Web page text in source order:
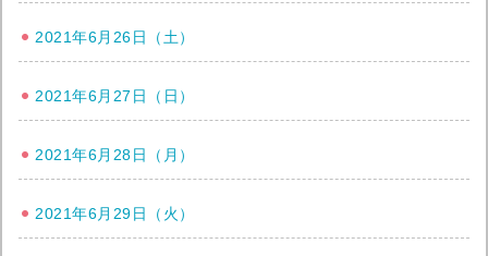
2021年6月26日（土）
2021年6月27日（日）
2021年6月28日（月）
2021年6月29日（火）